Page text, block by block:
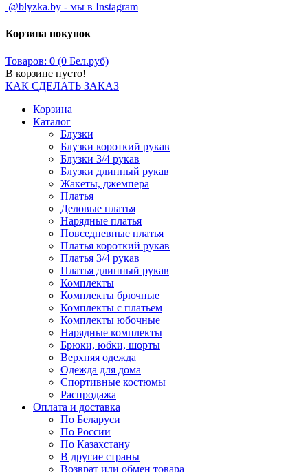
@blyzka.by - мы в Instagram
Корзина покупок
Товаров: 0 (0 Бел.руб)
В корзине пусто!
КАК СДЕЛАТЬ ЗАКАЗ
Корзина
Каталог
Блузки
Блузки короткий рукав
Блузки 3/4 рукав
Блузки длинный рукав
Жакеты, джемпера
Платья
Деловые платья
Нарядные платья
Повседневные платья
Платья короткий рукав
Платья 3/4 рукав
Платья длинный рукав
Комплекты
Комплекты брючные
Комплекты с платьем
Комплекты юбочные
Нарядные комплекты
Брюки, юбки, шорты
Верхняя одежда
Одежда для дома
Спортивные костюмы
Распродажа
Оплата и доставка
По Беларуси
По России
По Казахстану
В другие страны
Возврат или обмен товара